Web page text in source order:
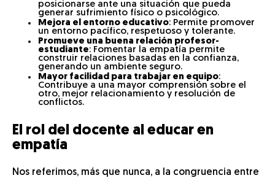
posicionarse ante una situación que pueda
generar sufrimiento físico o psicológico.
Mejora el entorno educativo: Permite promover
un entorno pacífico, respetuoso y tolerante.
Promueve una buena relación profesor-
estudiante: Fomentar la empatía permite
construir relaciones basadas en la confianza,
generando un ambiente seguro.
Mayor facilidad para trabajar en equipo:
Contribuye a una mayor comprensión sobre el
otro, mejor relacionamiento y resolución de
conflictos.
El rol del docente al educar en
empatía
Nos referimos, más que nunca, a la congruencia entre